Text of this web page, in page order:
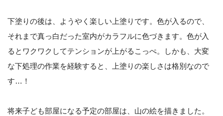
下塗りの後は、ようやく楽しい上塗りです。色が入るので、
それまで真っ白だった室内がカラフルに色づきます。色が入
るとワクワクしてテンションが上がるこっぺ。しかも、大変
な下処理の作業を経験すると、上塗りの楽しさは格別なので
す…！
将来子ども部屋になる予定の部屋は、山の絵を描きました。